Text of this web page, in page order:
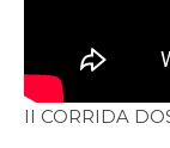
II CORRIDA